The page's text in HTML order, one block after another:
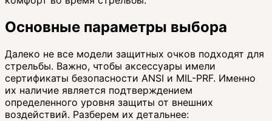
Основные параметры выбора
Далеко не все модели защитных очков подходят для
стрельбы. Важно, чтобы аксессуары имели
сертификаты безопасности ANSI и MIL-PRF. Именно
их наличие является подтверждением
определенного уровня защиты от внешних
воздействий. Разберем их детальнее: